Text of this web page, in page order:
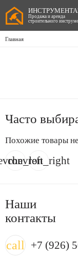
Главная
Часто
Похожие товары
chevron_right
Наши
контакты
call +7 (926)
Продажа и аренда
строительного